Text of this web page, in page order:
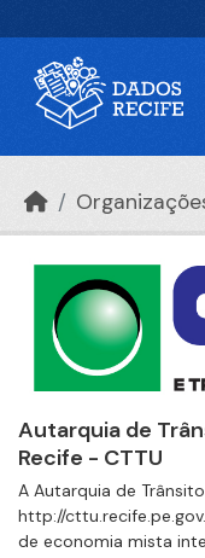
Autarquia de
Recife - CTTU
A Autarquia de
http://
de economia mista